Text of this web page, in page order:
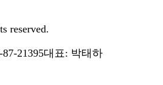
reserved.
21395대표: 박태하